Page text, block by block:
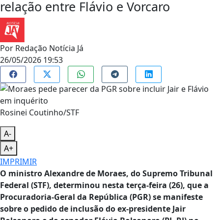
relação entre Flávio e Vorcaro
Por Redação Notícia Já
26/05/2026 19:53
Rosinei Coutinho/STF
A-
A+
IMPRIMIR
O ministro Alexandre de Moraes, do Supremo Tribunal
Federal (STF), determinou nesta terça-feira (26), que a
Procuradoria-Geral da República (PGR) se manifeste
sobre o pedido de inclusão do ex-presidente Jair